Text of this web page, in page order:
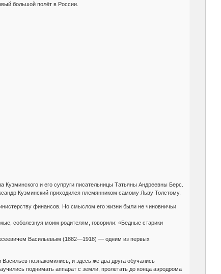
большой полёт в России.
и его супруги писательницы Татьяны Андреевны Берс.
Кузминский приходился племянником самому Льву Толстому.
финансов. Но смыслом его жизни были не чиновничьи
соболезнуя моим родителям, говорили: «Бедные старики
Васильевым (1882—1918) — одним из первых
познакомились, и здесь же два друга обучались
поднимать аппарат с земли, пролетать до конца аэродрома